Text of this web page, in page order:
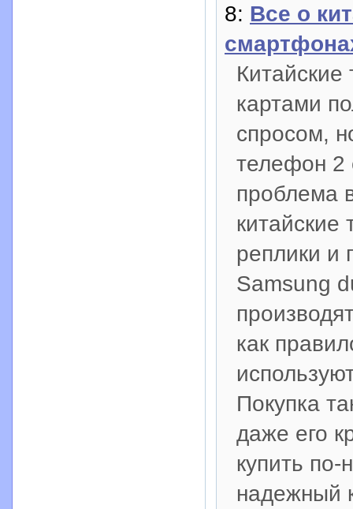
8: Все о
картами
спросом,
телефон 2
проблема
реплики и
Samsung
как
Покупка
даже его
купить
надежный